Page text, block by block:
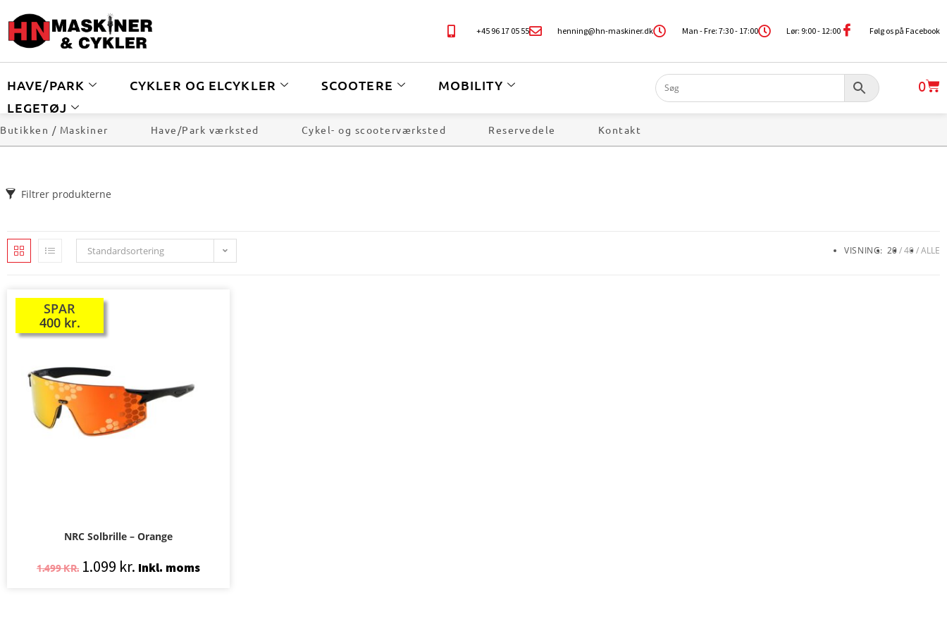
+45 96 17 05 55 henning@hn-maskiner.dk Man - Fre: 7:30 - 17:00 Lør: 9:00 - 12:00 Følg os på Facebook
HAVE/PARK CYKLER OG ELCYKLER SCOOTERE
MOBILITY
LEGETØJ
0
Butikken / Maskiner Have/Park værksted Cykel- og scooterværksted Reservedele Kontakt
Filtrer produkterne
Standardsortering VISNING: 20 40 ALLE
SPAR
400 kr.
TILBUD!
NRC Solbrille – Orange
1.499KR. 1.099 kr. Inkl. moms